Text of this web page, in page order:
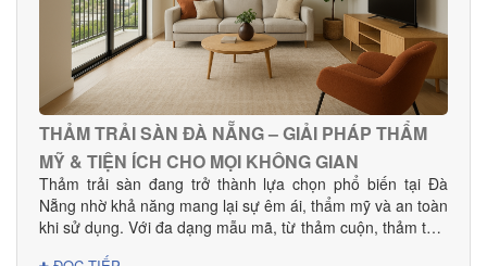
THẢM TRẢI SÀN ĐÀ NẴNG – GIẢI PHÁP THẨM
MỸ & TIỆN ÍCH CHO MỌI KHÔNG GIAN
Thảm trải sàn đang trở thành lựa chọn phổ biến tại Đà
Nẵng nhờ khả năng mang lại sự êm ái, thẩm mỹ và an toàn
khi sử dụng. Với đa dạng mẫu mã, từ thảm cuộn, thảm tấm